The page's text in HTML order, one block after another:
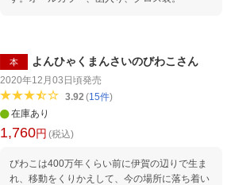
本 よんひゃくまんさいのびわこさん
2020年12月03日頃発売
3.92 (15件)
在庫あり
1,760円 (税込)
びわこは400万年くらい前に伊賀の辺りで生ま
れ、移動をくりかえして、今の場所に落ち着い